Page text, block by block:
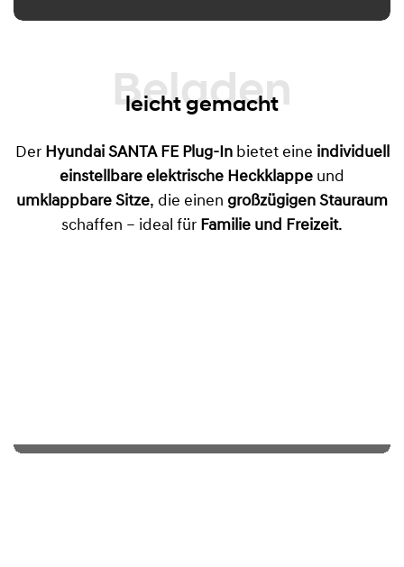
Beladen
leicht gemacht
Der Hyundai SANTA FE Plug-Inbietet eine individuell
einstellbare elektrische Heckklappe und
umklappbare Sitze, die einen großzügigen Stauraum
schaffen – ideal für Familie und Freizeit.